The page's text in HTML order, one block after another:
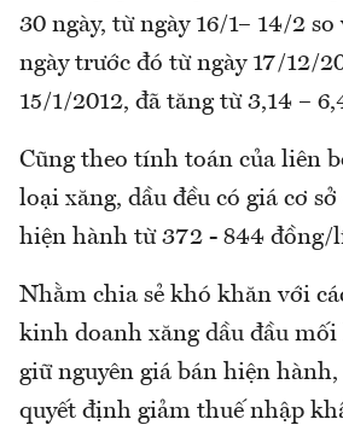
30 ngày, từ ngày 16/1– 14/2
ngày trước đó từ ngày 17/12/
15/1/2012, đã tăng từ 3,14 –
Cũng theo tính toán của liên
loại xăng, dầu đều có giá cơ
hiện hành từ 372 - 844 đồng/
Nhằm chia sẻ khó khăn với
kinh doanh xăng dầu đầu
giữ nguyên giá bán hiện
quyết định giảm thuế nhập